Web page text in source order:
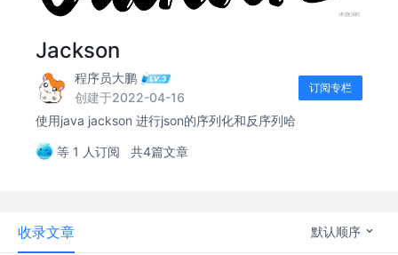
Jackson
程序员大鹏
创建于2022-04-16
订阅专栏
使用java jackson 进行json的序列化和反序列哈
等 1 人订阅 共4篇文章
收录文章 默认顺序